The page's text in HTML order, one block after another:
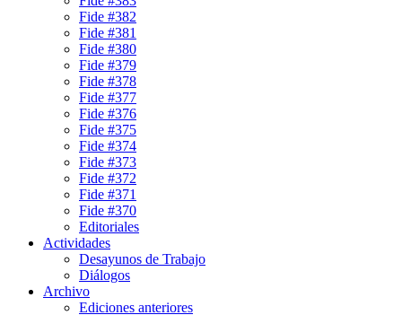
Fide #382
Fide #381
Fide #380
Fide #379
Fide #378
Fide #377
Fide #376
Fide #375
Fide #374
Fide #373
Fide #372
Fide #371
Fide #370
Editoriales
Actividades
Desayunos de Trabajo
Diálogos
Archivo
Ediciones anteriores